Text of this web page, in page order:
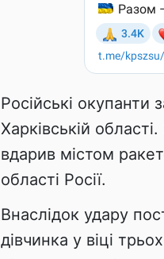
Російські окупанти
Харківській
вдарив містом
області Росії.
Внаслідок удару
дівчинка у віці